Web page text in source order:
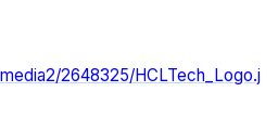
2648325/HCLTech_Logo.j